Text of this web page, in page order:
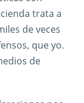
trata a
de veces
que yo.
de